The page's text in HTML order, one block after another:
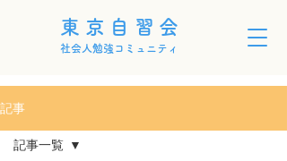
東京自習会
社会人勉強コミュニティ
記事
記事一覧